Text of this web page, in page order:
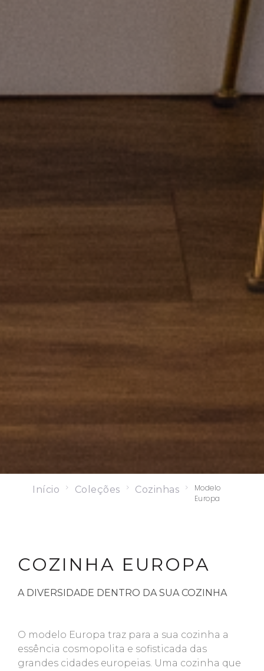
Início > Coleções > Cozinhas >
Modelo
Europa
COZINHA EUROPA
A DIVERSIDADE DENTRO DA SUA COZINHA
O modelo Europa traz para a sua cozinha a
essência cosmopolita e sofisticada das
grandes cidades europeias. Uma cozinha que